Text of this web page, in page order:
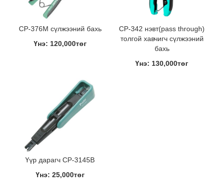
CP-376M сүлжээний бахь
Үнэ: 120,000төг
CP-342 нэвт(pass through)
толгой хавчигч сүлжээний
бахь
Үнэ: 130,000төг
Үүр дарагч CP-3145B
Үнэ: 25,000төг